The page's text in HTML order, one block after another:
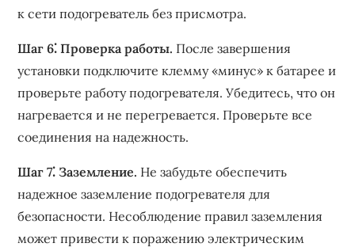
к сети подогреватель без присмотра.
Шаг 6⁚ Проверка работы. После завершения
установки подключите клемму «минус» к батарее и
проверьте работу подогревателя. Убедитесь, что он
нагревается и не перегревается. Проверьте все
соединения на надежность.
Шаг 7⁚ Заземление. Не забудьте обеспечить
надежное заземление подогревателя для
безопасности. Несоблюдение правил заземления
может привести к поражению электрическим